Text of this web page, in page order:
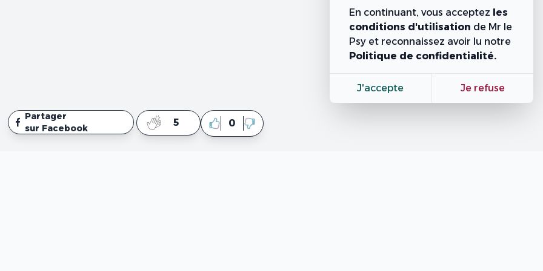
En continuant, vous acceptez les
conditions d'utilisation de Mr le
Psy et reconnaissez avoir lu notre
Politique de confidentialité.
J'accepte Je refuse
Partager
sur Facebook
5 0